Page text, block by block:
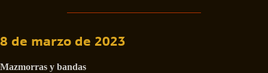
8 de marzo de 2023
Mazmorras y bandas